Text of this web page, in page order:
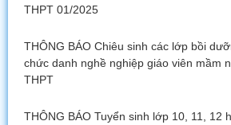
THPT 01/2025
THÔNG BÁO Chiêu sinh các lớp bồi
chức danh nghề nghiệp giáo viên mầm
THPT
THÔNG BÁO Tuyển sinh lớp 10, 11, 12